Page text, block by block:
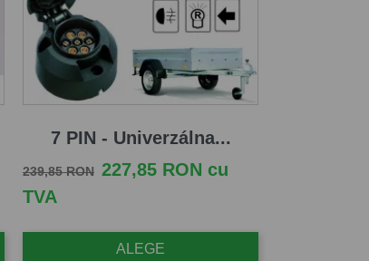
7 PIN - Univerzálna...
Pret de baza
239,85 RON Pret
227,85 RON cu
TVA
ALEGE